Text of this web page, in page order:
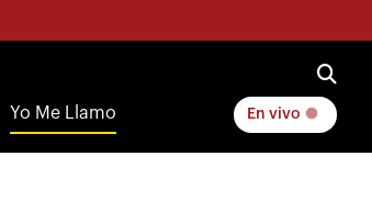
Yo Me Llamo En vivo